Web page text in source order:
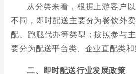
从分类来看，根据上游客户
不同，即时配送主要分为餐饮外
配、跑腿代办等类型；按照参与
要分为配送平台类、企业直配类和
二、即时配送行业发展政策